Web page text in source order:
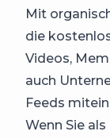
Mit
die
Videos,
auch
Feeds
Wenn Sie